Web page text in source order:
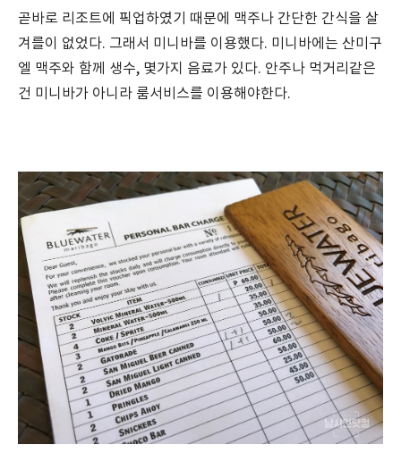
곧바로 리조트에 픽업하였기 때문에 맥주나 간단한 간식을 살
겨를이 없었다. 그래서 미니바를 이용했다. 미니바에는 산미구
엘 맥주와 함께 생수, 몇가지 음료가 있다. 안주나 먹거리같은
건 미니바가 아니라 룸서비스를 이용해야한다.